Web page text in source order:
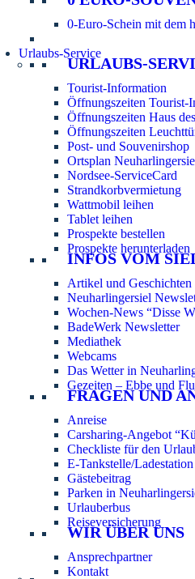
0-Euro-Schein mit dem
Urlaubs-Service
URLAUBS-
Tourist-Information
Öffnungszeiten Tourist-
Öffnungszeiten Haus
Öffnungszeiten
Post- und Souvenirshop
Ortsplan
Nordsee-ServiceCard
Strandkorbvermietung
Wattmobil leihen
Tablet leihen
Prospekte bestellen
Prospekte herunterladen
INFOS VOM
Artikel und Geschichten
Neuharlingersiel
Wochen-News “Disse
BadeWerk Newsletter
Mediathek
Webcams
Das Wetter in
Gezeiten – Ebbe und
FRAGEN UND
Anreise
Carsharing-Angebot
Checkliste für den
E-Tankstelle/Ladestation
Gästebeitrag
Parken in
Urlauberbus
Reiseversicherung
WIR ÜBER UNS
Ansprechpartner
Kontakt